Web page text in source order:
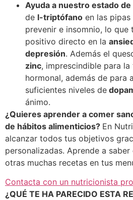
Ayuda a nuestro estado de
de l-triptófano en las
prevenir e insomnio, lo que
positivo directo en la
depresión. Además el
zinc, imprescindible para
hormonal, además de para
suficientes niveles de
ánimo.
¿Quieres aprender a comer
de hábitos alimenticios? En
alcanzar todos tus objetivos
personalizadas. Aprende a
otras muchas recetas en tus
Contacta con un nutricionista
¿QUÉ TE HA PARECIDO ESTA